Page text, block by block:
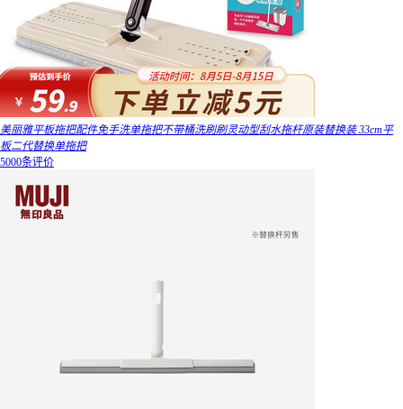
美丽雅平板拖把配件免手洗单拖把不带桶洗刷刷灵动型刮水拖杆原装替换装 33cm平
板二代替换单拖把
5000条评价